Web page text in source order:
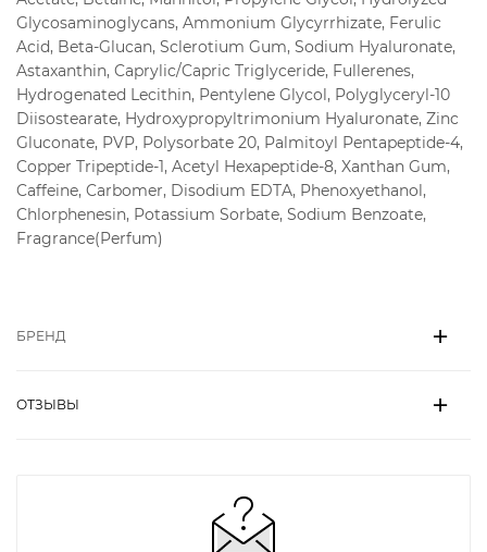
Glycosaminoglycans, Ammonium Glycyrrhizate, Ferulic
Acid, Beta-Glucan, Sclerotium Gum, Sodium Hyaluronate,
Astaxanthin, Caprylic/Capric Triglyceride, Fullerenes,
Hydrogenated Lecithin, Pentylene Glycol, Polyglyceryl-10
Diisostearate, Hydroxypropyltrimonium Hyaluronate, Zinc
Gluconate, PVP, Polysorbate 20, Palmitoyl Pentapeptide-4,
Copper Tripeptide-1, Acetyl Hexapeptide-8, Xanthan Gum,
Caffeine, Carbomer, Disodium EDTA, Phenoxyethanol,
Chlorphenesin, Potassium Sorbate, Sodium Benzoate,
Fragrance(Perfum)
БРЕНД
ОТЗЫВЫ